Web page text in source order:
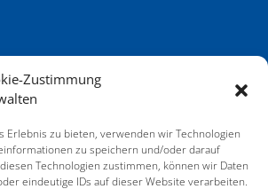
Zustimmung
Erlebnis zu bieten, verwenden wir Technologien
zu speichern und/oder darauf
Technologien zustimmen, können wir Daten
eindeutige IDs auf dieser Website verarbeiten.
(EU)